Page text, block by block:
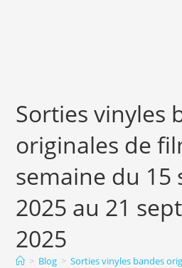
Sorties vinyles
originales de
semaine du 15
2025 au 21
2025
> Blog > Sorties vinyles bandes